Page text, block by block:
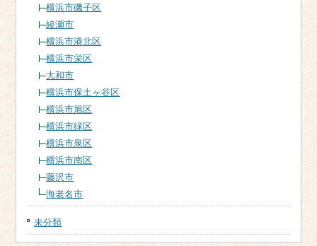
横浜市磯子区
綾瀬市
横浜市港北区
横浜市栄区
大和市
横浜市保土ヶ谷区
横浜市旭区
横浜市緑区
横浜市泉区
横浜市南区
藤沢市
海老名市
未分類